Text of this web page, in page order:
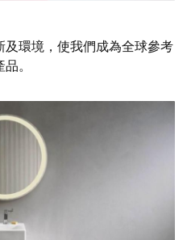
環境，使我們成為全球參考
。